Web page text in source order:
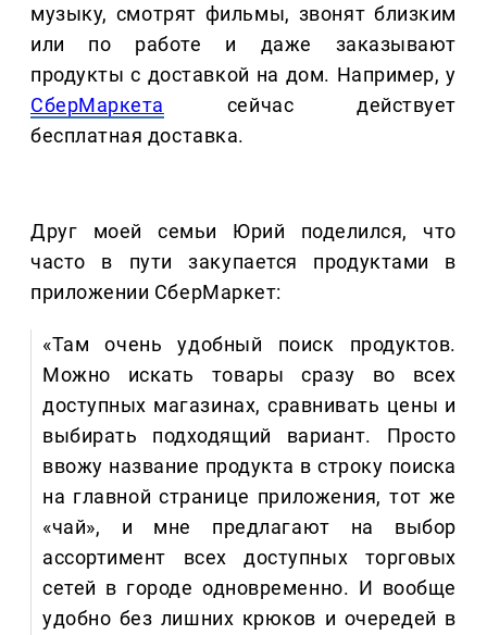
музыку, смотрят фильмы, звонят близким
или по работе и даже заказывают
продукты с доставкой на дом. Например, у
СберМаркета сейчас действует
бесплатная доставка.
Друг моей семьи Юрий поделился, что
часто в пути закупается продуктами в
приложении СберМаркет:
«Там очень удобный поиск продуктов.
Можно искать товары сразу во всех
доступных магазинах, сравнивать цены и
выбирать подходящий вариант. Просто
ввожу название продукта в строку поиска
на главной странице приложения, тот же
«чай», и мне предлагают на выбор
ассортимент всех доступных торговых
сетей в городе одновременно. И вообще
удобно без лишних крюков и очередей в